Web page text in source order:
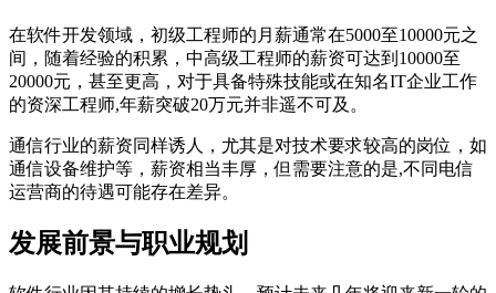
在软件开发领域，初级工程师的月薪通常在5000至10000元之
间，随着经验的积累，中高级工程师的薪资可达到10000至
20000元，甚至更高，对于具备特殊技能或在知名IT企业工作
的资深工程师,年薪突破20万元并非遥不可及。
通信行业的薪资同样诱人，尤其是对技术要求较高的岗位，如
通信设备维护等，薪资相当丰厚，但需要注意的是,不同电信
运营商的待遇可能存在差异。
发展前景与职业规划